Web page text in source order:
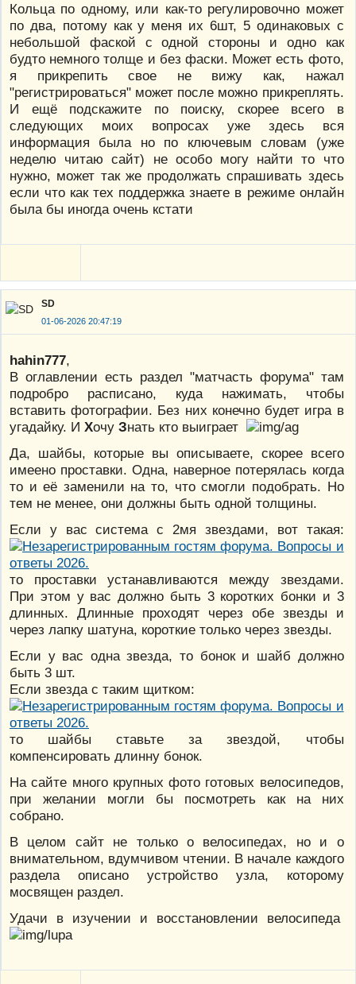
Кольца по одному, или как-то регулировочно может
по два, потому как у меня их 6шт, 5 одинаковых с
небольшой фаской с одной стороны и одно как
будто немного толще и без фаски. Может есть фото,
я прикрепить свое не вижу как, нажал
"регистрироваться" может после можно прикреплять.
И ещё подскажите по поиску, скорее всего в
следующих моих вопросах уже здесь вся
информация была но по ключевым словам (уже
неделю читаю сайт) не особо могу найти то что
нужно, может так же продолжать спрашивать здесь
если что как тех поддержка знаете в режиме онлайн
была бы иногда очень кстати
SD
01-06-2026 20:47:19
hahin777,
В оглавлении есть раздел "матчасть форума" там
подробро расписано, куда нажимать, чтобы
вставить фотографии. Без них конечно будет игра в
угадайку. И Хочу Знать кто выиграет
Да, шайбы, которые вы описываете, скорее всего
имеено проставки. Одна, наверное потерялась когда
то и её заменили на то, что смогли подобрать. Но
тем не менее, они должны быть одной толщины.
Если у вас система с 2мя звездами, вот такая:
то проставки устанавливаются между звездами.
При этом у вас должно быть 3 коротких бонки и 3
длинных. Длинные проходят через обе звезды и
через лапку шатуна, короткие только через звезды.
Если у вас одна звезда, то бонок и шайб должно
быть 3 шт.
Если звезда с таким щитком:
то шайбы ставьте за звездой, чтобы
компенсировать длинну бонок.
На сайте много крупных фото готовых велосипедов,
при желании могли бы посмотреть как на них
собрано.
В целом сайт не только о велосипедах, но и о
внимательном, вдумчивом чтении. В начале каждого
раздела описано устройство узла, которому
мосвящен раздел.
Удачи в изучении и восстановлении велосипеда